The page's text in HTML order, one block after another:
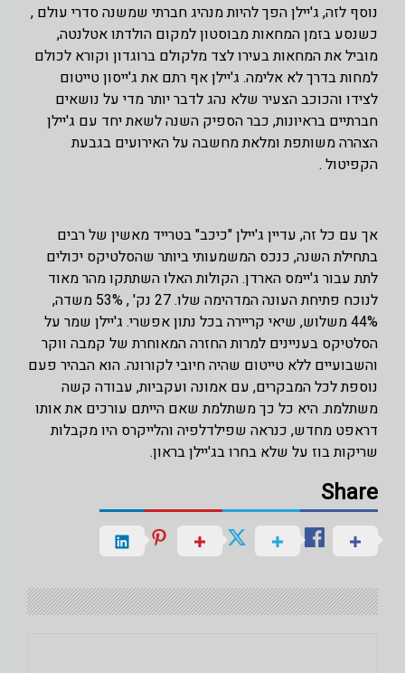
נוסף לזה, ג'יילן הפך להיות מנהיג חברתי שמשנה סדרי עולם ,
כשנסע בזמן המחאות מבוסטון למקום הולדתו אטלנטה,
מוביל את המחאות בעירו לצד מלקולם ברוגדון וקורא לכולם
למחות בדרך לא אלימה. ג'יילן אף רתם את ג'ייסון טייטום
לצידו והכוכב הצעיר שלא נהג לדבר יותר מדי על נושאים
חברתיים בראיונות, כבר הספיק השנה לשאת יחד עם ג'יילן
הצהרה משותפת ומלאת מחשבה על האירועים בגבעת
הקפיטול .
אך עם כל זה, עדיין ג'יילן "כיכב" בטרייד מאשין של רבים
בתחילת השנה, כנכס המשמעותי ביותר שהסלטיקס יכולים
לתת עבור ג'יימס הארדן. הקולות האלו השתתקו מהר מאוד
לנוכח פתיחת העונה המדהימה שלו. 27 נק' , 53% משדה,
44% משלוש, שיאי קריירה בכל נתון אפשרי. ג'יילן שמר על
הסלטיקס בעניינים למרות החזרה המאוחרת של קמבה ווקר
והשבועיים ללא טייטום שהיה חיובי לקורונה. הוא הבהיר פעם
נוספת לכל המבקרים, עם אמונה ועקביות, עבודה קשה
משתלמת. היא כל כך משתלמת שאם הייתם עורכים את אותו
דראפט מחדש, כנראה שפילדלפיה והלייקרס היו מקבלות
שריקות בוז על שלא בחרו בג'יילן בראון.
Share